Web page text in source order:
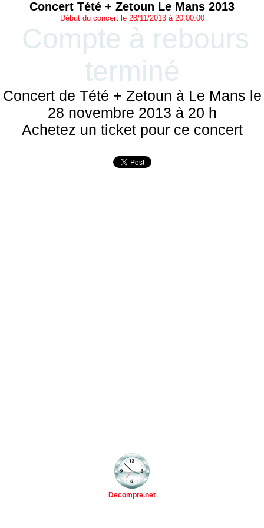
Concert Tété + Zetoun Le Mans 2013
Début du concert le 28/11/2013 à 20:00:00
Compte à rebours
terminé
Concert de Tété + Zetoun à Le Mans le
28 novembre 2013 à 20 h
Achetez un ticket pour ce concert
Decompte.net